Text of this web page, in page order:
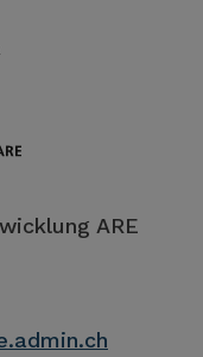
ARE